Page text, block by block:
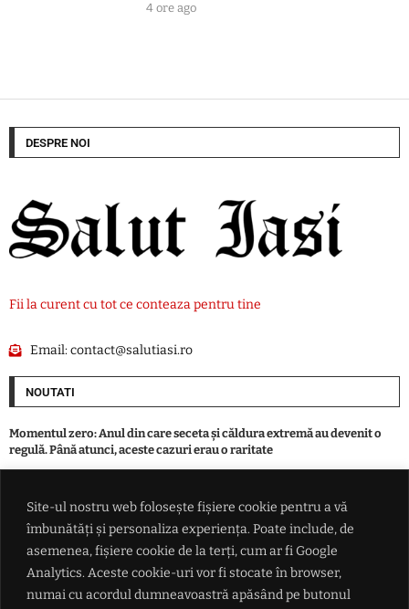
Site-ul nostru web folosește fișiere cookie pentru a vă
îmbunătăți și personaliza experiența. Poate include, de
asemenea, fișiere cookie de la terți, cum ar fi Google
Analytics. Aceste cookie-uri vor fi stocate în browser,
numai cu acordul dumneavoastră apăsând pe butonul
4 ore ago
DESPRE NOI
Fii la curent cu tot ce conteaza pentru tine
Email:contact@salutiasi.ro
NOUTATI
Momentul zero: Anul din care seceta și căldura extremă au devenit o
regulă. Până atunci, aceste cazuri erau o raritate
'Îți dă cu cenușă pe panouri și s-a terminat': Traian Băsescu avertizează
asupra vulnerabilității sistemului energetic
VIDEO 'Nosocomiale', din slogan electoral în temă de atac. Fostul
ministru Alexandru Rogobete acuză 'promisiuni vândute și
neîndeplinite'